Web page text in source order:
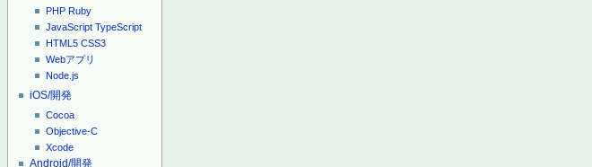
PHP Ruby
JavaScript TypeScript
HTML5 CSS3
Webアプリ
Node.js
iOS/開発
Cocoa
Objective-C
Xcode
Android/開発